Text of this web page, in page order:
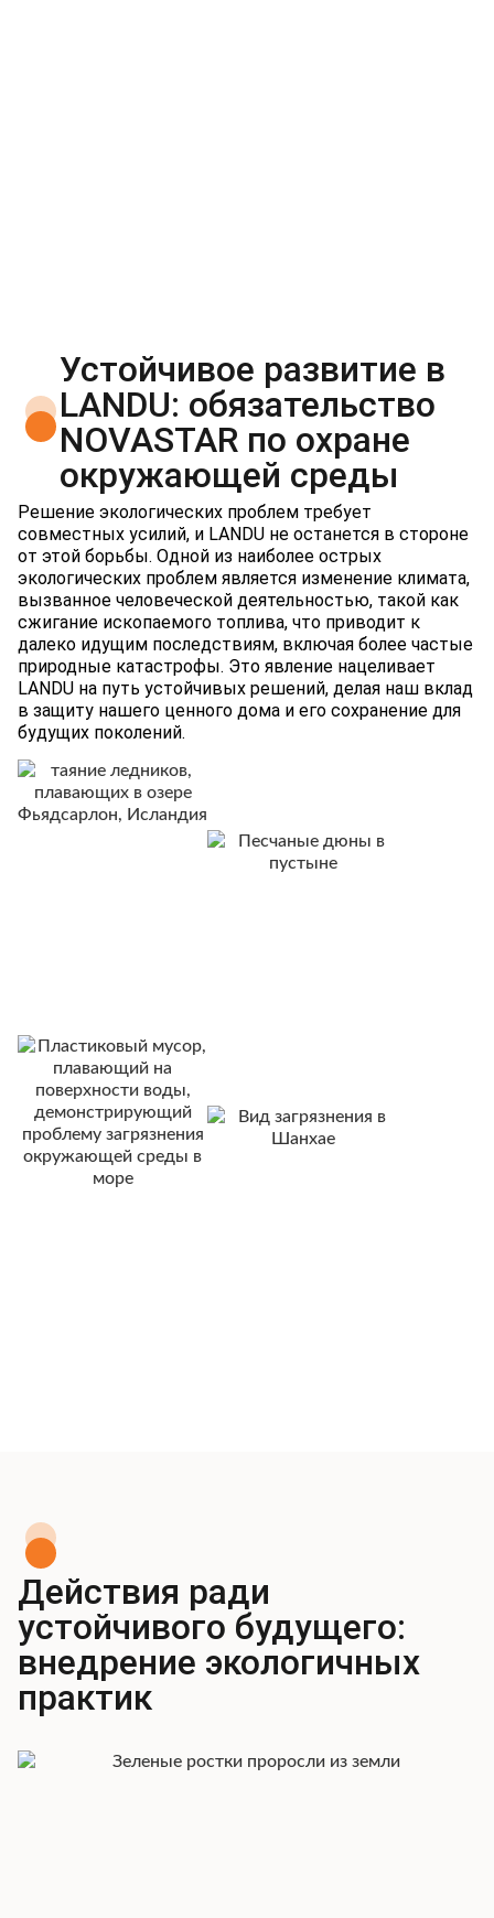
Устойчивое развитие в
LANDU: обязательство
NOVASTAR по охране
окружающей среды
Решение экологических проблем требует
совместных усилий, и LANDU не останется в стороне
от этой борьбы. Одной из наиболее острых
экологических проблем является изменение климата,
вызванное человеческой деятельностью, такой как
сжигание ископаемого топлива, что приводит к
далеко идущим последствиям, включая более частые
природные катастрофы. Это явление нацеливает
LANDU на путь устойчивых решений, делая наш вклад
в защиту нашего ценного дома и его сохранение для
будущих поколений.
Действия ради
устойчивого будущего:
внедрение экологичных
практик